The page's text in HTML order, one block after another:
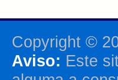
Copyright ©
Aviso: Este